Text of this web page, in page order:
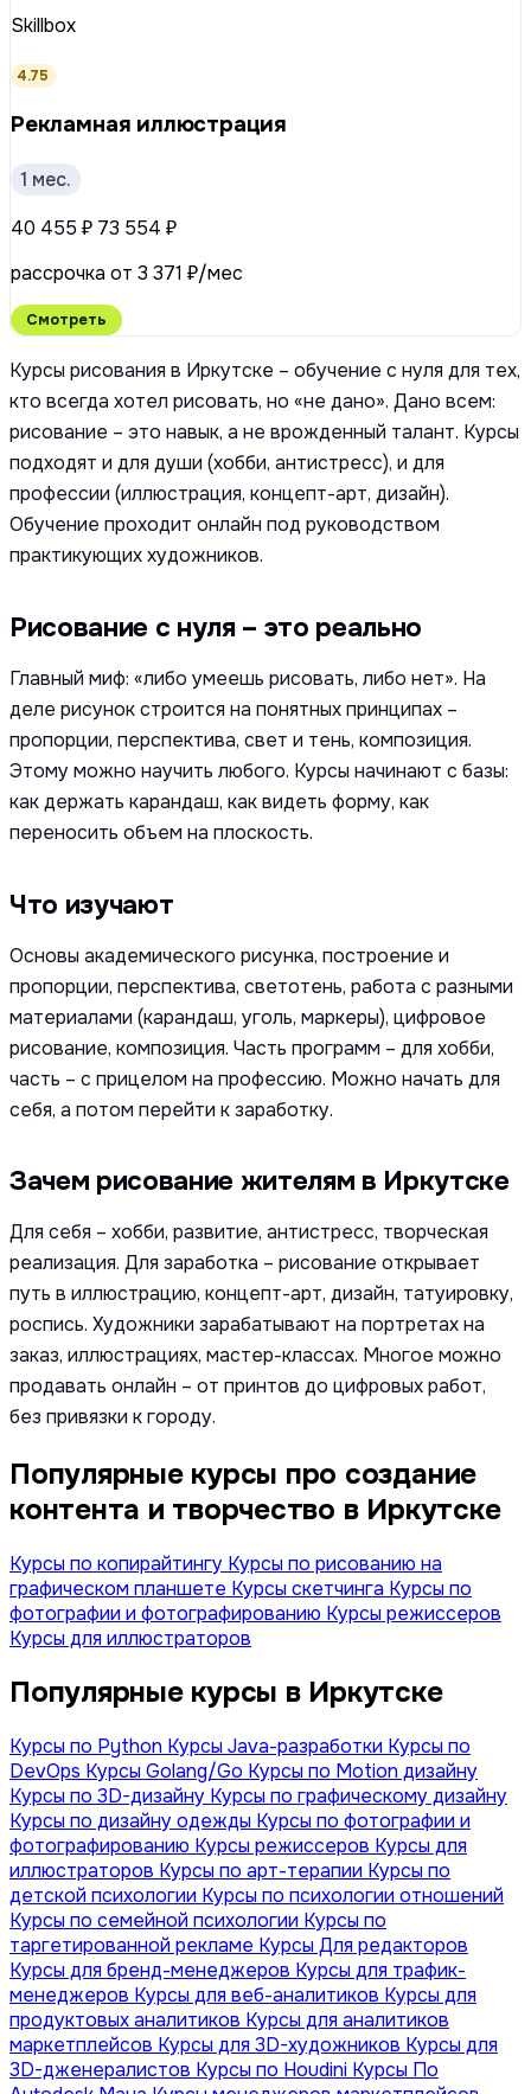
Skillbox
4.75
Рекламная иллюстрация
1 мес.
40 455 ₽ 73 554 ₽
рассрочка от 3 371 ₽/мес
Смотреть
Курсы рисования в Иркутске – обучение с нуля для тех,
кто всегда хотел рисовать, но «не дано». Дано всем:
рисование – это навык, а не врожденный талант. Курсы
подходят и для души (хобби, антистресс), и для
профессии (иллюстрация, концепт-арт, дизайн).
Обучение проходит онлайн под руководством
практикующих художников.
Рисование с нуля – это реально
Главный миф: «либо умеешь рисовать, либо нет». На
деле рисунок строится на понятных принципах –
пропорции, перспектива, свет и тень, композиция.
Этому можно научить любого. Курсы начинают с базы:
как держать карандаш, как видеть форму, как
переносить объем на плоскость.
Что изучают
Основы академического рисунка, построение и
пропорции, перспектива, светотень, работа с разными
материалами (карандаш, уголь, маркеры), цифровое
рисование, композиция. Часть программ – для хобби,
часть – с прицелом на профессию. Можно начать для
себя, а потом перейти к заработку.
Зачем рисование жителям в Иркутске
Для себя – хобби, развитие, антистресс, творческая
реализация. Для заработка – рисование открывает
путь в иллюстрацию, концепт-арт, дизайн, татуировку,
роспись. Художники зарабатывают на портретах на
заказ, иллюстрациях, мастер-классах. Многое можно
продавать онлайн – от принтов до цифровых работ,
без привязки к городу.
Популярные курсы про создание
контента и творчество в Иркутске
Курсы по копирайтингу Курсы по рисованию на
графическом планшете Курсы скетчинга Курсы по
фотографии и фотографированию Курсы режиссеров
Курсы для иллюстраторов
Популярные курсы в Иркутске
Курсы по Python Курсы Java-разработки Курсы по
DevOps Курсы Golang/Go Курсы по Motion дизайну
Курсы по 3D-дизайну Курсы по графическому дизайну
Курсы по дизайну одежды Курсы по фотографии и
фотографированию Курсы режиссеров Курсы для
иллюстраторов Курсы по арт-терапии Курсы по
детской психологии Курсы по психологии отношений
Курсы по семейной психологии Курсы по
таргетированной рекламе Курсы Для редакторов
Курсы для бренд-менеджеров Курсы для трафик-
менеджеров Курсы для веб-аналитиков Курсы для
продуктовых аналитиков Курсы для аналитиков
маркетплейсов Курсы для 3D-художников Курсы для
3D-дженералистов Курсы по Houdini Курсы По